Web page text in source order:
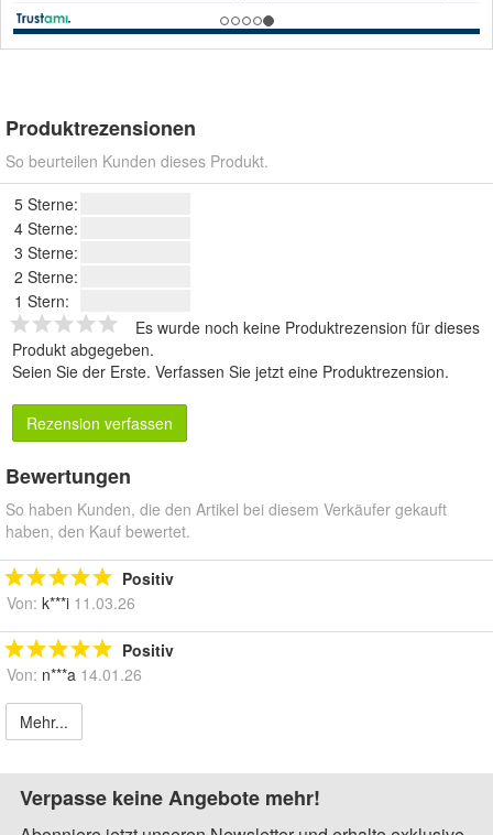
Produktrezensionen
So beurteilen Kunden dieses Produkt.
5 Sterne:
4 Sterne:
3 Sterne:
2 Sterne:
1 Stern:
Es wurde noch keine Produktrezension für dieses
Produkt abgegeben.
Seien Sie der Erste. Verfassen Sie jetzt eine Produktrezension.
Rezension verfassen
Bewertungen
So haben Kunden, die den Artikel bei diesem Verkäufer gekauft
haben, den Kauf bewertet.
Positiv
Von: k***i 11.03.26
Positiv
Von: n***a 14.01.26
Mehr...
Verpasse keine Angebote mehr!